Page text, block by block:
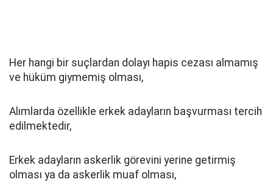
Her hangi bir suçlardan dolayı hapis cezası almamış
ve hüküm giymemiş olması,
Alımlarda özellikle erkek adayların başvurması tercih
edilmektedir,
Erkek adayların askerlik görevini yerine getirmiş
olması ya da askerlik muaf olması,